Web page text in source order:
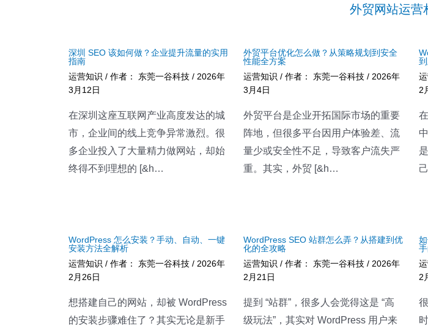
外贸网站运营
深圳 SEO 该如何做？企业提升流量的实用
指南
运营知识 / 作者： 东莞一谷科技 / 2026年
3月12日
在深圳这座互联网产业高度发达的城
市，企业间的线上竞争异常激烈。很
多企业投入了大量精力做网站，却始
终得不到理想的 [&h…
外贸平台优化怎么做？从策略规划到安全
性能全方案
运营知识 / 作者： 东莞一谷科技/ 2026年
3月4日
外贸平台是企业开拓国际市场的重要
阵地，但很多平台因用户体验差、流
量少或安全性不足，导致客户流失严
重。其实，外贸 [&h…
2
WordPress 怎么安装？手动、自动、一键
安装方法全解析
运营知识 / 作者： 东莞一谷科技 / 2026年
2月26日
想搭建自己的网站，却被 WordPress
的安装步骤难住了？其实无论是新手
WordPress SEO 站群怎么弄？从搭建到优
化的全攻略
运营知识 / 作者： 东莞一谷科技/ 2026年
2月21日
提到 “站群”，很多人会觉得这是 “高
级玩法”，其实对 WordPress 用户来
2